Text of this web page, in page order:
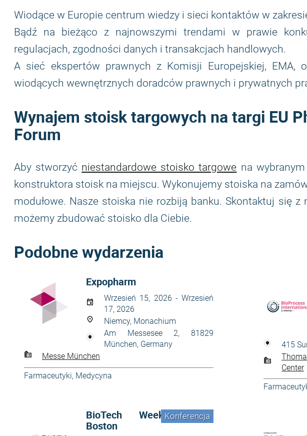
Wiodące w Europie centrum wiedzy i sieci kontaktów w
Bądź na bieżąco z najnowszymi trendami w prawie
regulacjach, zgodności danych i transakcjach handlowych.
A sieć ekspertów prawnych z Komisji Europejskiej, EMA,
wiodących wewnętrznych doradców prawnych i prywatnych
Wynajem stoisk targowych na targi EU
Forum
Aby stworzyć niestandardowe stoisko targowe na
konstruktora stoisk na miejscu. Wykonujemy stoiska na
modułowe. Nasze stoiska nie rozbiją banku. Skontaktuj się z
możemy zbudować stoisko dla Ciebie.
Podobne wydarzenia
Expopharm
Wrzesień 15, 2026 - Wrzesień
17, 2026
Niemcy, Monachium
Am Messesee 2, 81829
München, Germany
Messe München
Farmaceutyki, Medycyna
415
Center
Konferencja
BioTech Week
Boston